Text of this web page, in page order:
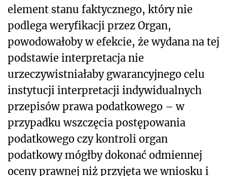
element stanu faktycznego, który nie
podlega weryfikacji przez Organ,
powodowałoby w efekcie, że wydana na tej
podstawie interpretacja nie
urzeczywistniałaby gwarancyjnego celu
instytucji interpretacji indywidualnych
przepisów prawa podatkowego – w
przypadku wszczęcia postępowania
podatkowego czy kontroli organ
podatkowy mógłby dokonać odmiennej
oceny prawnej niż przyjęta we wniosku i